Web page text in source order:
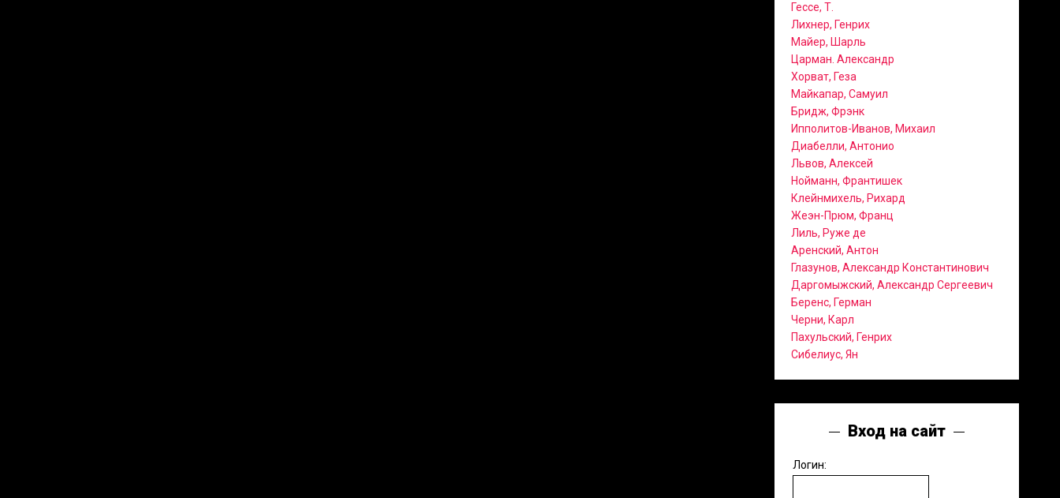
Гессе, Т.
Лихнер, Генрих
Майер, Шарль
Царман. Александр
Хорват, Геза
Майкапар, Самуил
Бридж, Фрэнк
Ипполитов-Иванов, Михаил
Диабелли, Антонио
Львов, Алексей
Нойманн, Франтишек
Клейнмихель, Рихард
Жеэн-Прюм, Франц
Лиль, Руже де
Аренский, Антон
Глазунов, Александр Константинович
Даргомыжский, Александр Сергеевич
Беренс, Герман
Черни, Карл
Пахульский, Генрих
Сибелиус, Ян
Вход на сайт
Логин: